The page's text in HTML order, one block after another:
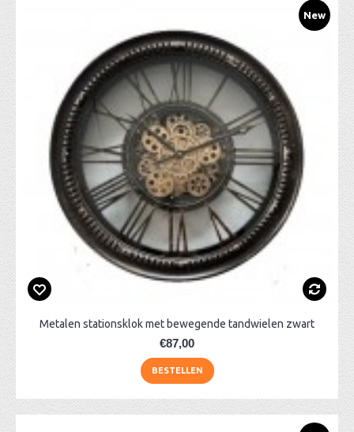
New
Metalen stationsklok met bewegende tandwielen zwart
€87,00
BESTELLEN